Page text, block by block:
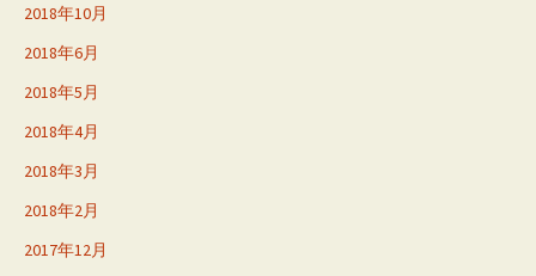
2018年10月
2018年6月
2018年5月
2018年4月
2018年3月
2018年2月
2017年12月